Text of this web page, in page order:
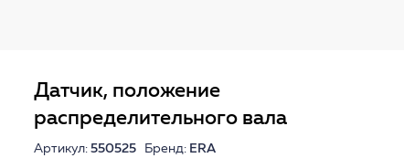
Датчик, положение
распределительного вала
Артикул: 550525 Бренд: ERA